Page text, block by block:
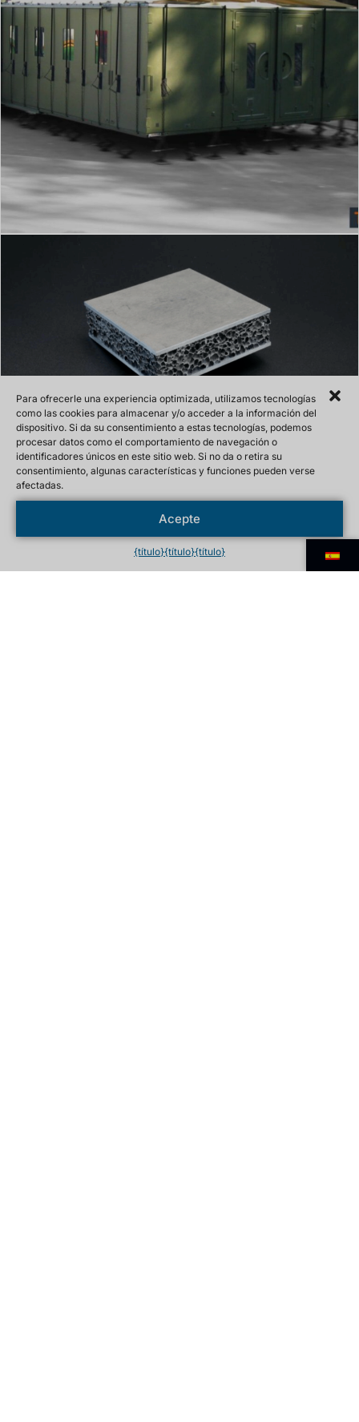
Para ofrecerle una experiencia optimizada, utilizamos tecnologías
como las cookies para almacenar y/o acceder a la información del
dispositivo. Si da su consentimiento a estas tecnologías, podemos
procesar datos como el comportamiento de navegación o
identificadores únicos en este sitio web. Si no da o retira su
consentimiento, algunas características y funciones pueden verse
afectadas.
Acepte
{título}{título}{título}
Unidad de mando móvil de espuma
metálica
Piezas metálicas moldeadas con
VERDAL / APLICACIONES
CIVILES
La línea de productos Verdal es sinónimo de
soluciones versátiles de construcción ligera en
el sector civil. Ya se trate de dispositivos